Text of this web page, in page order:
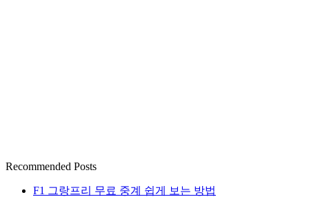
Recommended Posts
F1 그랑프리 무료 중계 쉽게 보는 방법